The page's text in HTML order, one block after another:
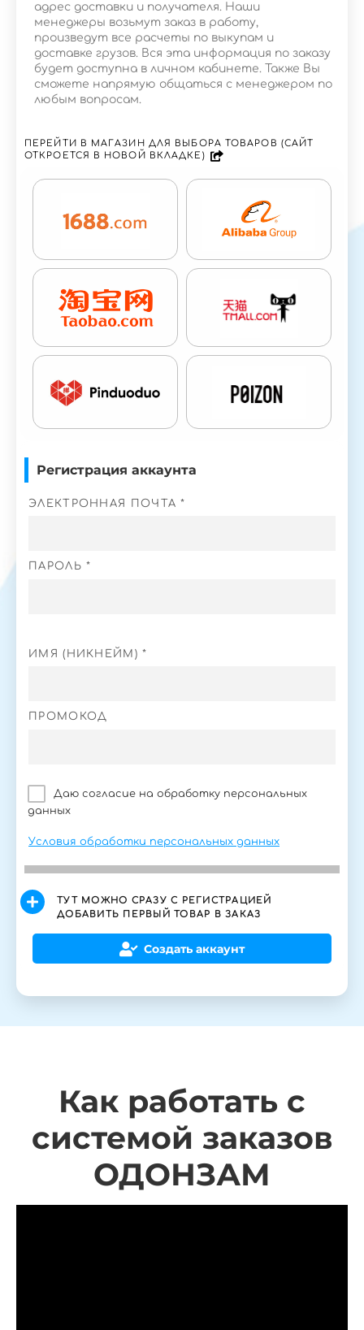
адрес доставки и получателя. Наши
менеджеры возьмут заказ в работу,
произведут все расчеты по выкупам и
доставке грузов. Вся эта информация по заказу
будет доступна в личном кабинете. Также Вы
сможете напрямую общаться с менеджером по
любым вопросам.
ПЕРЕЙТИ В МАГАЗИН ДЛЯ ВЫБОРА ТОВАРОВ (САЙТ
ОТКРОЕТСЯ В НОВОЙ ВКЛАДКЕ)
Регистрация аккаунта
ЭЛЕКТРОННАЯ ПОЧТА *
ПАРОЛЬ *
ИМЯ (НИКНЕЙМ) *
ПРОМОКОД
Даю согласие на обработку персональных
данных
Условия обработки персональных данных
ТУТ МОЖНО СРАЗУ С РЕГИСТРАЦИЕЙ
ДОБАВИТЬ ПЕРВЫЙ ТОВАР В ЗАКАЗ
Создать аккаунт
Как работать с
системой заказов
ОДОНЗАМ